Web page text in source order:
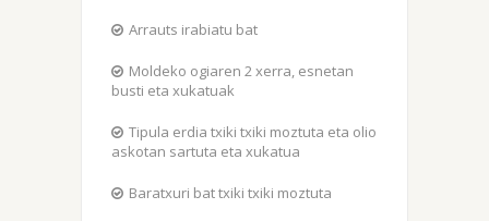
Arrauts irabiatu bat
Moldeko ogiaren 2 xerra, esnetan
busti eta xukatuak
Tipula erdia txiki txiki moztuta eta olio
askotan sartuta eta xukatua
Baratxuri bat txiki txiki moztuta